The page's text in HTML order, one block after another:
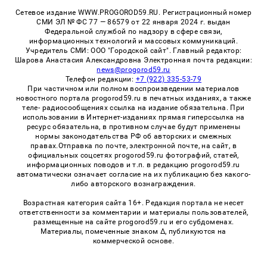
Сетевое издание WWW.PROGOROD59.RU. Регистрационный номер
СМИ ЭЛ № ФС 77 — 86579 от 22 января 2024 г. выдан
Федеральной службой по надзору в сфере связи,
информационных технологий и массовых коммуникаций.
Учредитель СМИ: ООО "Городской сайт". Главный редактор:
Шарова Анастасия Александровна Электронная почта редакции:
news@progorod59.ru
Телефон редакции: +7 (922) 335-53-79
При частичном или полном воспроизведении материалов
новостного портала progorod59.ru в печатных изданиях, а также
теле- радиосообщениях ссылка на издание обязательна. При
использовании в Интернет-изданиях прямая гиперссылка на
ресурс обязательна, в противном случае будут применены
нормы законодательства РФ об авторских и смежных
правах.Отправка по почте, электронной почте, на сайт, в
официальных соцсетях progorod59.ru фотографий, статей,
информационных поводов и т.п. в редакцию progorod59.ru
автоматически означает согласие на их публикацию без какого-
либо авторского вознаграждения.
Возрастная категория сайта 16+. Редакция портала не несет
ответственности за комментарии и материалы пользователей,
размещенные на сайте progorod59.ru и его субдоменах.
Материалы, помеченные знаком Δ, публикуются на
коммерческой основе.